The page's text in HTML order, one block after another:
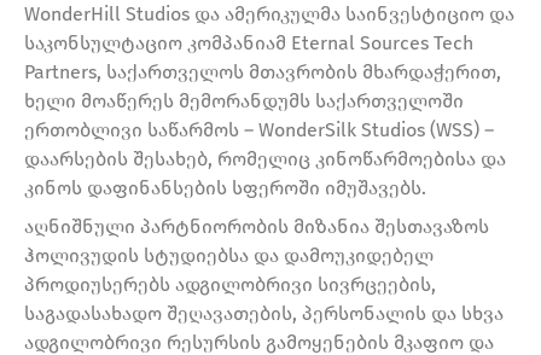
WonderHill Studios და ამერიკულმა საინვესტიციო და
საკონსულტაციო კომპანიამ Eternal Sources Tech
Partners, საქართველოს მთავრობის მხარდაჭერით,
ხელი მოაწერეს მემორანდუმს საქართველოში
ერთობლივი საწარმოს – WonderSilk Studios (WSS) –
დაარსების შესახებ, რომელიც კინოწარმოებისა და
კინოს დაფინანსების სფეროში იმუშავებს.
აღნიშნული პარტნიორობის მიზანია შესთავაზოს
ჰოლივუდის სტუდიებსა და დამოუკიდებელ
პროდიუსერებს ადგილობრივი სივრცეების,
საგადასახადო შეღავათების, პერსონალის და სხვა
ადგილობრივი რესურსის გამოყენების მკაფიო და